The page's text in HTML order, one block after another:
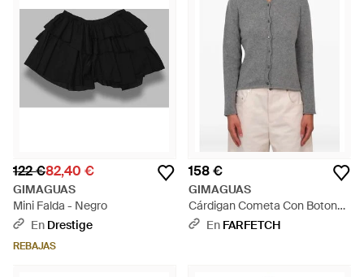
122 €82,40 €
GIMAGUAS
Mini Falda - Negro
En Drestige
REBAJAS
158 €
GIMAGUAS
Cárdigan Cometa Con Botones
- Gris
En FARFETCH